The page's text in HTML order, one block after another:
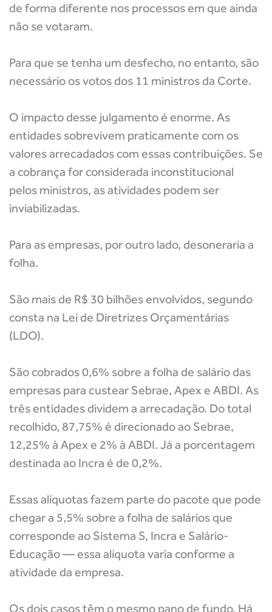
de forma diferente nos processos em que ainda
não se votaram.
Para que se tenha um desfecho, no entanto, são
necessário os votos dos 11 ministros da Corte.
O impacto desse julgamento é enorme. As
entidades sobrevivem praticamente com os
valores arrecadados com essas contribuições. Se
a cobrança for considerada inconstitucional
pelos ministros, as atividades podem ser
inviabilizadas.
Para as empresas, por outro lado, desoneraria a
folha.
São mais de R$ 30 bilhões envolvidos, segundo
consta na Lei de Diretrizes Orçamentárias
(LDO).
São cobrados 0,6% sobre a folha de salário das
empresas para custear Sebrae, Apex e ABDI. As
três entidades dividem a arrecadação. Do total
recolhido, 87,75% é direcionado ao Sebrae,
12,25% à Apex e 2% à ABDI. Já a porcentagem
destinada ao Incra é de 0,2%.
Essas alíquotas fazem parte do pacote que pode
chegar a 5,5% sobre a folha de salários que
corresponde ao Sistema S, Incra e Salário-
Educação — essa alíquota varia conforme a
atividade da empresa.
Os dois casos têm o mesmo pano de fundo. Há